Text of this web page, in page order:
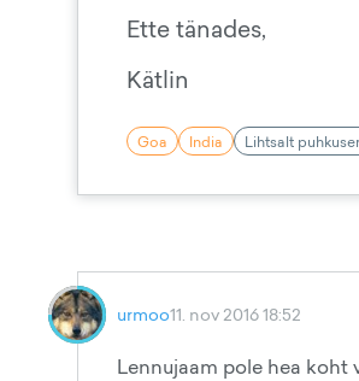
Ette tänades,
Kätlin
Goa India Lihtsalt
urmoo11. nov 2016 18:52
Lennujaam pole hea koht